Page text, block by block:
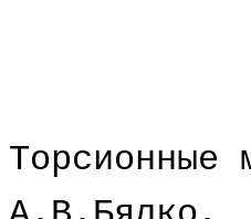
Торсионные